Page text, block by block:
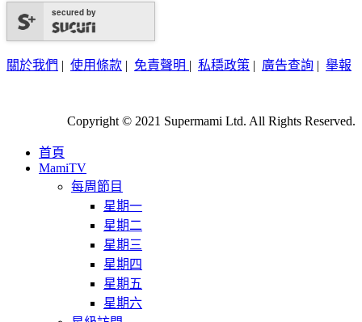
secured by
關於我們 | 使用條款 | 免責聲明 | 私穩政策 | 廣告查詢 | 舉報
Copyright © 2021 Supermami Ltd. All Rights Reserved.
首頁
MamiTV
每周節目
星期一
星期二
星期三
星期四
星期五
星期六